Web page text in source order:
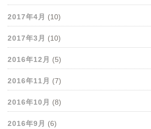
2017年4月 (10)
2017年3月 (10)
2016年12月 (5)
2016年11月 (7)
2016年10月 (8)
2016年9月 (6)